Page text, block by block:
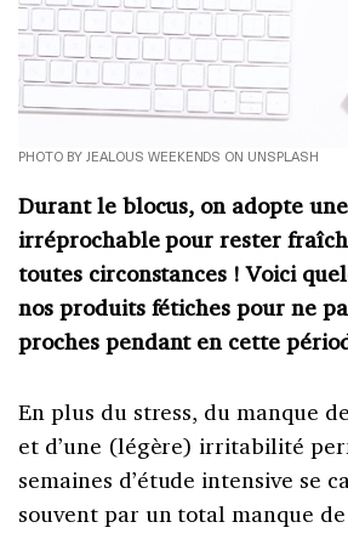
PHOTO BY JEALOUS WEEKENDS ON UNSPLASH
Durant le blocus, on adopte
irréprochable pour rester
toutes circonstances ! Voici
nos produits fétiches pour ne
proches pendant en cette
En plus du stress, du manque
et d’une (légère) irritabilité
semaines d’étude intensive se
souvent par un total manque